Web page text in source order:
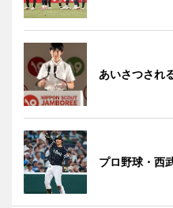
あいさつされ
プロ野球・西